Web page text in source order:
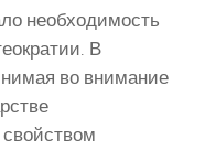
необходимость
В
во внимание